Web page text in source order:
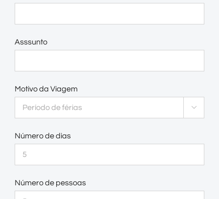
Asssunto
Motivo da Viagem

Número de dias
Número de pessoas